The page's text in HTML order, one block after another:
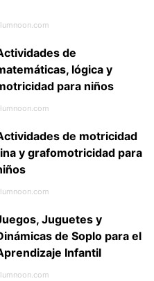
de
lógica y
para niños
de motricidad
y grafomotricidad para
Juguetes y
de Soplo para el
Infantil